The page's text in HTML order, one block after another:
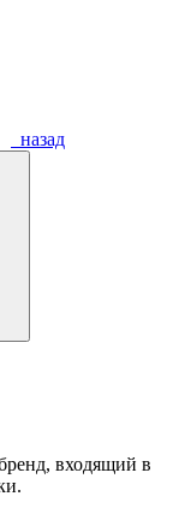
назад
входящий в